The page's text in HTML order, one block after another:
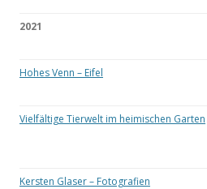
2021
Hohes Venn – Eifel
Vielfältige Tierwelt im heimischen Garten
Kersten Glaser – Fotografien